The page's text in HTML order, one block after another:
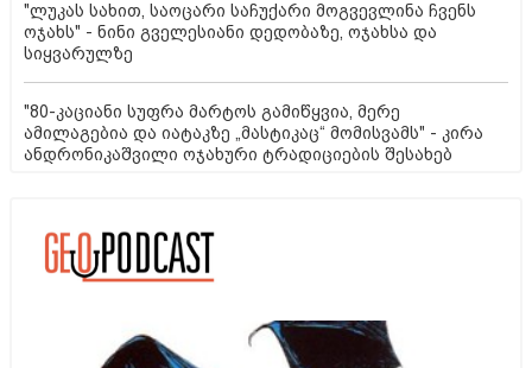
"ლუკას სახით, საოცარი საჩუქარი მოგვევლინა ჩვენს
ოჯახს" - ნინი გველესიანი დედობაზე, ოჯახსა და
სიყვარულზე
"80-კაციანი სუფრა მარტოს გამიწყვია, მერე
ამილაგებია და იატაკზე „მასტიკაც“ მომისვამს" - კირა
ანდრონიკაშვილი ოჯახური ტრადიციების შესახებ